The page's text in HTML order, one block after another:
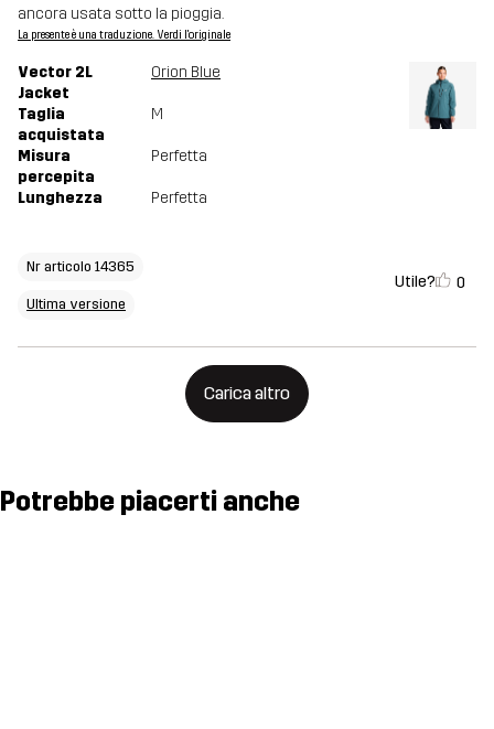
ancora usata sotto la pioggia.
La presente è una traduzione. Verdi l'originale
Vector 2L
Jacket
Orion Blue
Taglia
acquistata
M
Misura
percepita
Perfetta
Lunghezza Perfetta
Nr articolo 14365
Ultima versione
Utile? 0
Carica altro
Potrebbe piacerti anche